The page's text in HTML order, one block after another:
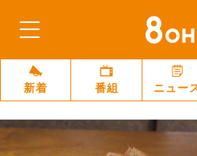
新着 番組 ニュー